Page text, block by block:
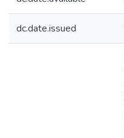
dc.date.issued